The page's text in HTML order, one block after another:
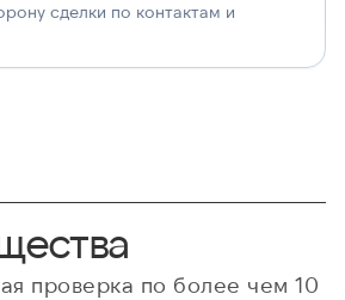
сделки по контактам и
проверка по более чем 10